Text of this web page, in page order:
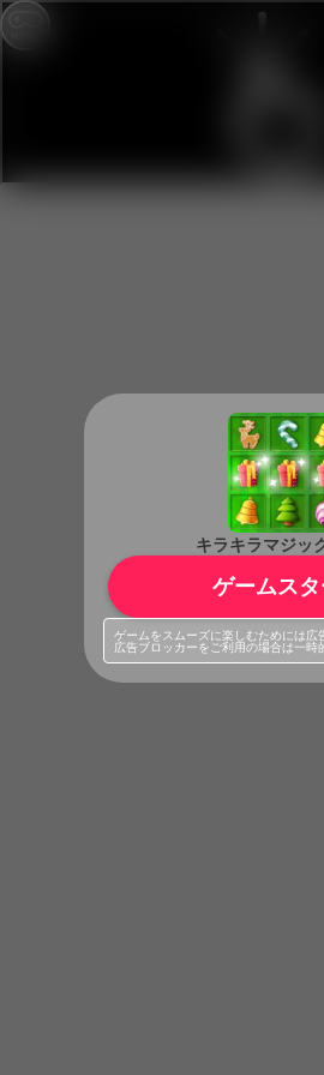
キラキラマジッ
ゲームスタ
ゲームをスムーズに楽しむためには広
広告ブロッカーをご利用の場合は一時